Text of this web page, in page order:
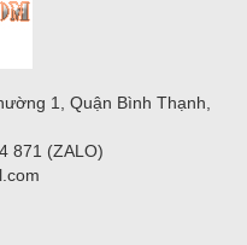
1, Quận Bình Thạnh,
871 (ZALO)